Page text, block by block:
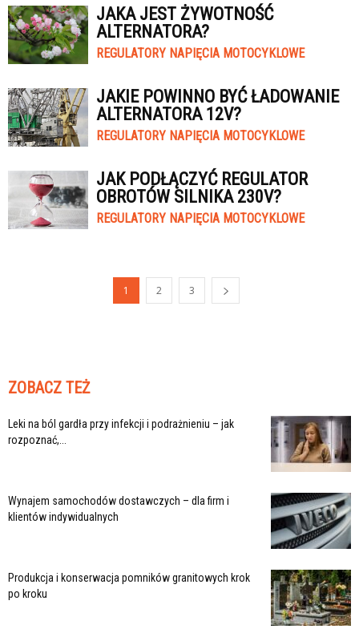
JAKA JEST ŻYWOTNOŚĆ
ALTERNATORA?
REGULATORY NAPIĘCIA MOTOCYKLOWE
JAKIE POWINNO BYĆ ŁADOWANIE
ALTERNATORA 12V?
REGULATORY NAPIĘCIA MOTOCYKLOWE
JAK PODŁĄCZYĆ REGULATOR
OBROTÓW SILNIKA 230V?
REGULATORY NAPIĘCIA MOTOCYKLOWE
1 2 3
ZOBACZ TEŻ
Leki na ból gardła przy infekcji i podrażnieniu – jak
rozpoznać,...
Wynajem samochodów dostawczych – dla firm i
klientów indywidualnych
Produkcja i konserwacja pomników granitowych krok
po kroku